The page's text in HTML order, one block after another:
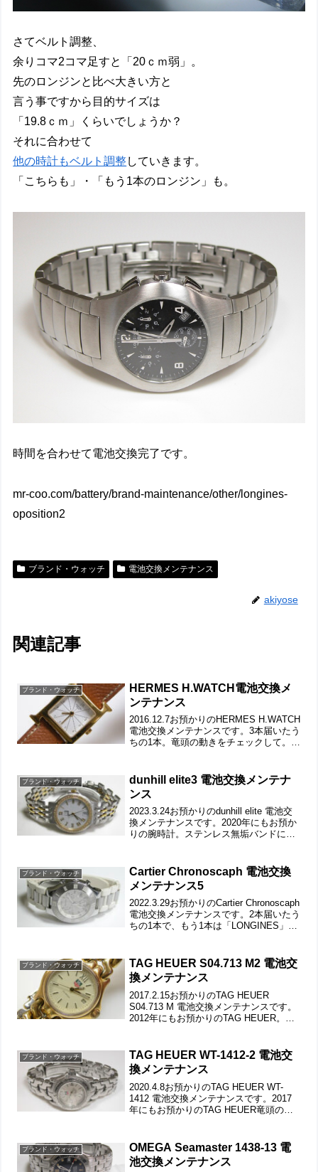
さてベルト調整、
余りコマ2コマ足すと「20ｃｍ弱」。
先のロンジンと比べ大きい方と
言う事ですから目的サイズは
「19.8ｃｍ」くらいでしょうか？
それに合わせて
他の時計もベルト調整していきます。
「こちらも」・「もう1本のロンジン」も。
時間を合わせて電池交換完了です。
mr-coo.com/battery/brand-maintenance/other/longines-
oposition2
ブランド・ウォッチ 電池交換メンテナンス
akiyose
関連記事
ブランド・ウォッチ
HERMES H.WATCH電池交換メ
ンテナンス
2016.12.7お預かりのHERMES H.WATCH
電池交換メンテナンスです。3本届いたう
ちの1本。竜頭の動きをチェックして。遊
汚れや裏蓋の裏側もチェックして。こ...
ブランド・ウォッチ
dunhill elite3 電池交換メンテナ
ンス
2023.3.24お預かりのdunhill elite 電池交
換メンテナンスです。2020年にもお預か
りの腕時計。ステンレス無垢バンドに両
て。これがムーブメントで。ムー...
ブランド・ウォッチ
Cartier Chronoscaph 電池交換
メンテナンス5
2022.3.29お預かりのCartier Chronoscaph
電池交換メンテナンスです。2本届いたう
ちの1本で、もう1本は「LONGINES」竜
ネジですが、これだ...
ブランド・ウォッチ
TAG HEUER S04.713 M2 電池交
換メンテナンス
2017.2.15お預かりのTAG HEUER
S04.713 M 電池交換メンテナンスです。
2012年にもお預かりのTAG HEUER。今
ト交換となるでしょう。このム...
ブランド・ウォッチ
TAG HEUER WT-1412-2 電池交
換メンテナンス
2020.4.8お預かりのTAG HEUER WT-
1412 電池交換メンテナンスです。2017
年にもお預かりのTAG HEUER竜頭の動
浄します。ラグ部の汚れもチェッ...
ブランド・ウォッチ
OMEGA Seamaster 1438-13 電
池交換メンテナンス